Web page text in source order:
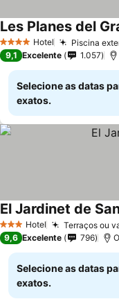
4 EstrelasHotel Piscina
Les Planes del
9,1 Excelente 1.057
Selecione as datas
exatos.
3 EstrelasHotel Terraços ou
El Jardinet de
9,6 Excelente 796
Selecione as datas
exatos.